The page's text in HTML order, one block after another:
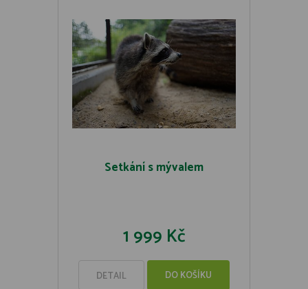
Setkání s mývalem
1 999 Kč
DETAIL DO KOŠÍKU